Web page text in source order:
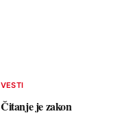
VESTI
Čitanje je zakon